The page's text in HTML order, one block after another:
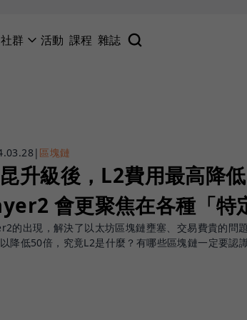
社群 活動 課程 雜誌
| 區塊鏈
升級後，L2費用最高降
會更聚焦在各種「特
的出現，解決了以太坊區塊鏈壅塞、交易費貴的問
降低50倍，究竟L2是什麼？有哪些區塊鏈一定要認